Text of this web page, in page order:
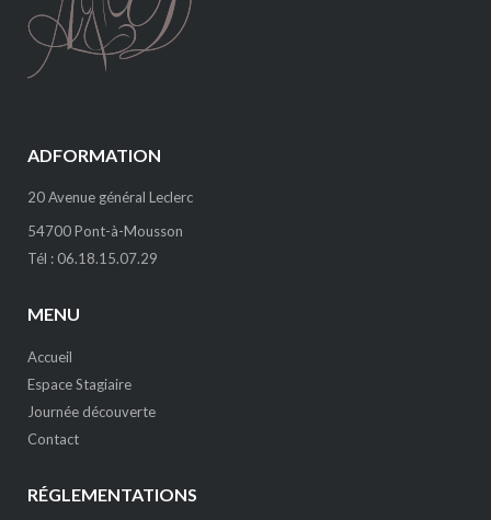
ADFORMATION
20 Avenue général Leclerc
54700 Pont-à-Mousson
Tél : 06.18.15.07.29
MENU
Accueil
Espace Stagiaire
Journée découverte
Contact
RÉGLEMENTATIONS